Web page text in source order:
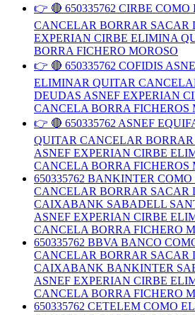
👉 🔴 650335762 CIRBE
CANCELAR BORRAR SACAR
EXPERIAN CIRBE ELIMINA
BORRA FICHERO MOROSO
👉 🔴 650335762 COFIDIS
ELIMINAR QUITAR
DEUDAS ASNEF EXPERIAN
CANCELA BORRA FICHEROS
👉 🔴 650335762 ASNEF
QUITAR CANCELAR
ASNEF EXPERIAN CIRBE
CANCELA BORRA FICHEROS
650335762 BANKINTER
CANCELAR BORRAR SACAR
CAIXABANK SABADELL
ASNEF EXPERIAN CIRBE
CANCELA BORRA FICHERO
650335762 BBVA BANCO
CANCELAR BORRAR SACAR
CAIXABANK BANKINTER
ASNEF EXPERIAN CIRBE
CANCELA BORRA FICHERO
650335762 CETELEM COMO